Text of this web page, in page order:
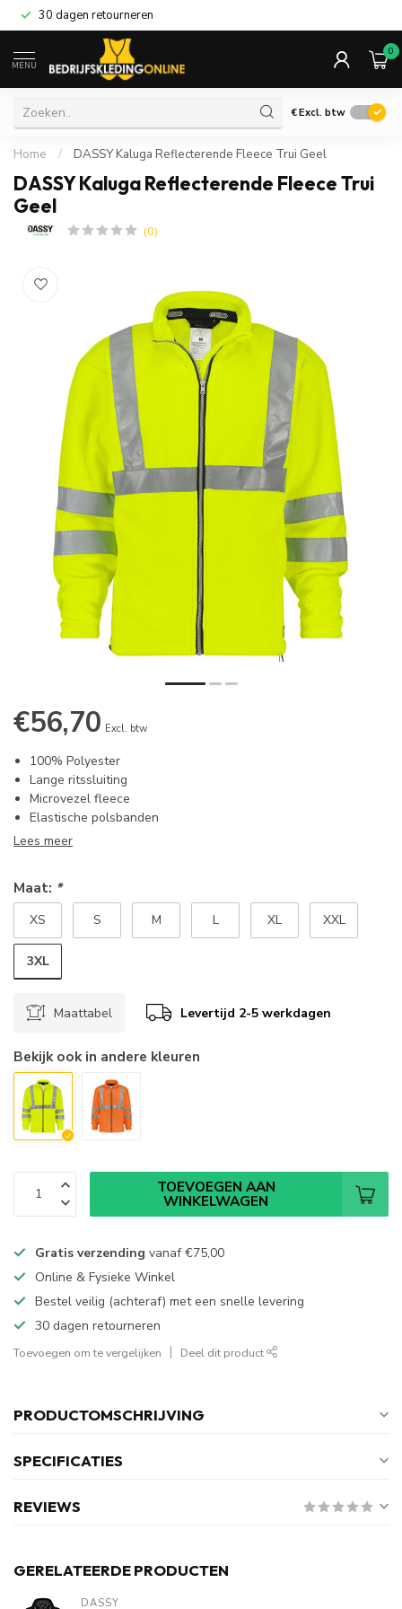
30 dagen retourneren
MENU
0
€Excl. btw
Home / DASSY Kaluga Reflecterende Fleece Trui Geel
DASSY Kaluga Reflecterende Fleece Trui
Geel
(0)
€56,70 Excl. btw
100% Polyester
Lange ritssluiting
Microvezel fleece
Elastische polsbanden
Lees meer
Maat: *
XS S M L XL XXL
3XL
Maattabel Levertijd 2-5 werkdagen
Bekijk ook in andere kleuren
TOEVOEGEN AAN
WINKELWAGEN
Gratis verzending vanaf€75,00
Online & Fysieke Winkel
Bestel veilig (achteraf) met een snelle levering
30 dagen retourneren
Toevoegen om te vergelijken Deel dit product
PRODUCTOMSCHRIJVING
SPECIFICATIES
REVIEWS
GERELATEERDE PRODUCTEN
DASSY